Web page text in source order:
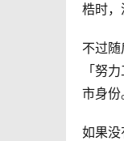
梏时，
不过
「努
市身份
如果